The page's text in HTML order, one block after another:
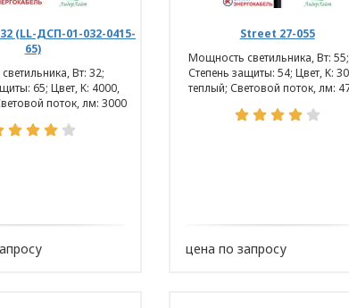
(LL-ДСП-01-032-0415-
65)
Вт: 32;
65; Цвет, K: 4000,
поток, лм: 3000
Street 27-055
Мощность светильника, Вт: 55;
Степень защиты: 54; Цвет, K:
теплый; Световой поток, лм:
цена по запросу